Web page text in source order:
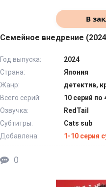
В
Семейное внедрение
Год выпуска:
2024
Страна:
Япония
Жанр:
детектив,
Всего серий:
10 серий по
Озвучка:
RedTail
Субтитры:
Cats sub
Добавлена:
1-10 серия
0